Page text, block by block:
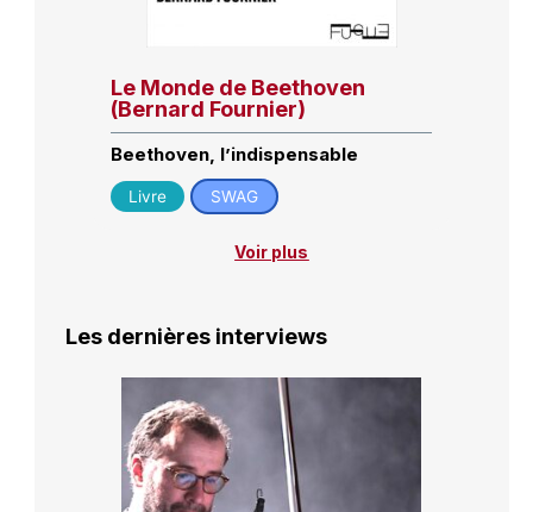
Le Monde de Beethoven
(Bernard Fournier)
Beethoven, l’indispensable
Livre SWAG
Voir plus
Les dernières interviews